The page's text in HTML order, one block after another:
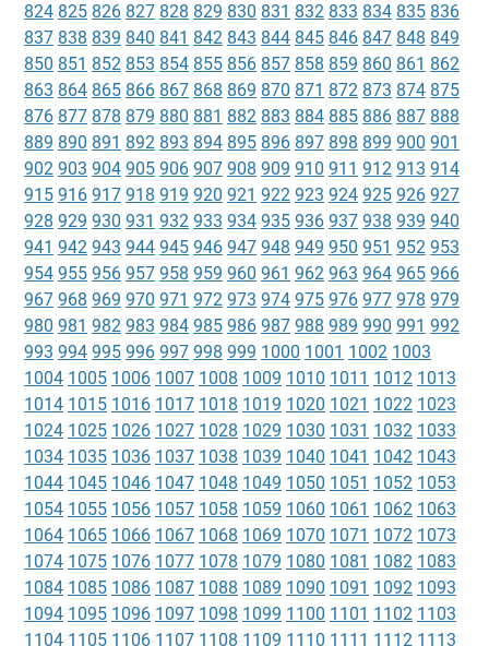
824 825 826 827 828 829 830 831 832 833 834 835 836
837 838 839 840 841 842 843 844 845 846 847 848 849
850 851 852 853 854 855 856 857 858 859 860 861 862
863 864 865 866 867 868 869 870 871 872 873 874 875
876 877 878 879 880 881 882 883 884 885 886 887 888
889 890 891 892 893 894 895 896 897 898 899 900 901
902 903 904 905 906 907 908 909 910 911 912 913 914
915 916 917 918 919 920 921 922 923 924 925 926 927
928 929 930 931 932 933 934 935 936 937 938 939 940
941 942 943 944 945 946 947 948 949 950 951 952 953
954 955 956 957 958 959 960 961 962 963 964 965 966
967 968 969 970 971 972 973 974 975 976 977 978 979
980 981 982 983 984 985 986 987 988 989 990 991 992
993 994 995 996 997 998 999 1000 1001 1002 1003
1004 1005 1006 1007 1008 1009 1010 1011 1012 1013
1014 1015 1016 1017 1018 1019 1020 1021 1022 1023
1024 1025 1026 1027 1028 1029 1030 1031 1032 1033
1034 1035 1036 1037 1038 1039 1040 1041 1042 1043
1044 1045 1046 1047 1048 1049 1050 1051 1052 1053
1054 1055 1056 1057 1058 1059 1060 1061 1062 1063
1064 1065 1066 1067 1068 1069 1070 1071 1072 1073
1074 1075 1076 1077 1078 1079 1080 1081 1082 1083
1084 1085 1086 1087 1088 1089 1090 1091 1092 1093
1094 1095 1096 1097 1098 1099 1100 1101 1102 1103
1104 1105 1106 1107 1108 1109 1110 1111 1112 1113